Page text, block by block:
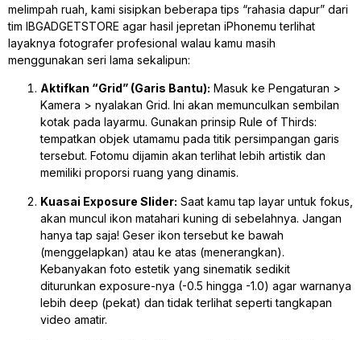
melimpah ruah, kami sisipkan beberapa tips “rahasia dapur” dari
tim IBGADGETSTORE agar hasil jepretan iPhonemu terlihat
layaknya fotografer profesional walau kamu masih
menggunakan seri lama sekalipun:
Aktifkan “Grid” (Garis Bantu): Masuk ke Pengaturan >
Kamera > nyalakan Grid. Ini akan memunculkan sembilan
kotak pada layarmu. Gunakan prinsip Rule of Thirds:
tempatkan objek utamamu pada titik persimpangan garis
tersebut. Fotomu dijamin akan terlihat lebih artistik dan
memiliki proporsi ruang yang dinamis.
Kuasai Exposure Slider: Saat kamutap layar untuk fokus,
akan muncul ikon matahari kuning di sebelahnya. Jangan
hanyatap saja! Geser ikon tersebut ke bawah
(menggelapkan) atau ke atas (menerangkan).
Kebanyakan foto estetik yang sinematik sedikit
diturunkan exposure-nya (-0.5 hingga -1.0) agar warnanya
lebih deep (pekat) dan tidak terlihat seperti tangkapan
video amatir.